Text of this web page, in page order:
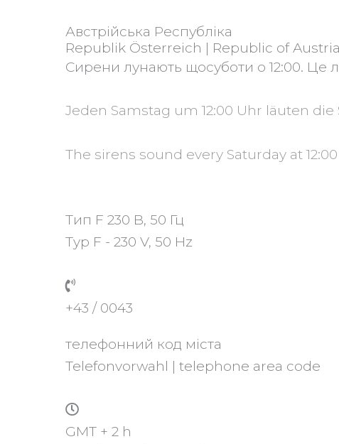
Австрійська Республіка
Republik Österreich | Republic of Austria
Сирени лунають щосуботи о 12:00. Це
Jeden Samstag um 12:00 Uhr läuten
The sirens sound every Saturday at
Тип F 230 В, 50 Гц
Typ F - 230 V, 50 Hz
+43 / 0043
телефонний код міста
Telefonvorwahl | telephone area code
GMT + 2 h